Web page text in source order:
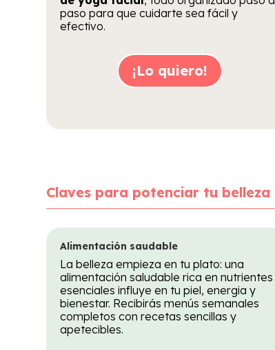
paso para que cuidarte sea fácil y
efectivo.
¡Lo quiero!
Claves para potenciar tu belleza
Alimentación saudable
La belleza empieza en tu plato: una
alimentación saludable rica en nutrientes
esenciales influye en tu piel, energia y
bienestar. Recibirás menús semanales
completos con recetas sencillas y
apetecibles.